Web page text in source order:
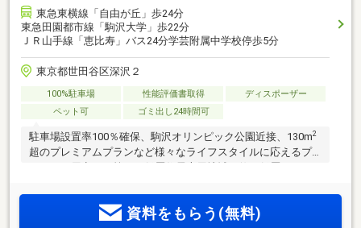
東急東横線「自由が丘」歩24分
東急田園都市線「駒沢大学」歩22分
ＪＲ山手線「恵比寿」バス24分学芸附属中学校停歩5分
東京都世田谷区深沢２
100%駐車場 性能評価書取得
ディスポーザー
ペット可
ゴミ出し24時間可
駐車場設置率100％確保、駒沢オリンピック公園近接、130m2
超のプレミアムプランなど様々なライフスタイルに応えるプ
「駒沢大学」駅徒歩22分。【来場予約受付中！】
資料をもらう(無料)